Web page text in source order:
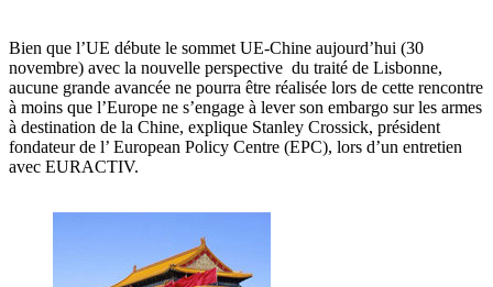
Bien que l’UE débute le sommet UE-Chine aujourd’hui (30
novembre) avec la nouvelle perspective du traité de Lisbonne,
aucune grande avancée ne pourra être réalisée lors de cette rencontre
à moins que l’Europe ne s’engage à lever son embargo sur les armes
à destination de la Chine, explique Stanley Crossick, président
fondateur de l’ European Policy Centre (EPC), lors d’un entretien
avec EURACTIV.